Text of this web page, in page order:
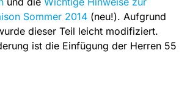
Sommer 2014 (neu!). Aufgrund
dieser Teil leicht modifiziert.
ist die Einfügung der Herren 55